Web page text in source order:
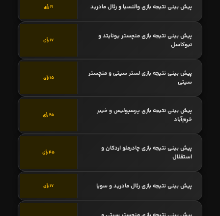
پیش بینی نتیجه بازی والنسیا و رئال مادرید 21 رأی
پیش بینی نتیجه بازی منچستر یونایتد و
نیوکاسل
17 رأی
پیش بینی نتیجه بازی لستر سیتی و منچستر
سیتی
15 رأی
پیش بینی نتیجه بازی پرسپولیس و خیبر
خرم‌آباد
65 رأی
پیش بینی نتیجه بازی چادرملو اردکان و
استقلال
45 رأی
پیش بینی نتیجه بازی رئال مادرید و سویا 17 رأی